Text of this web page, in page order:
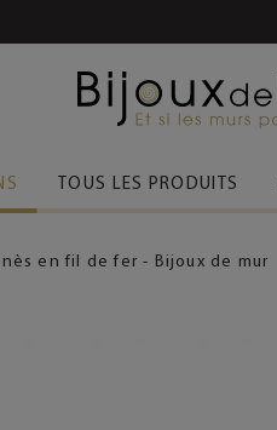
TOUS LES PRODUITS
en fil de fer - Bijoux de mur